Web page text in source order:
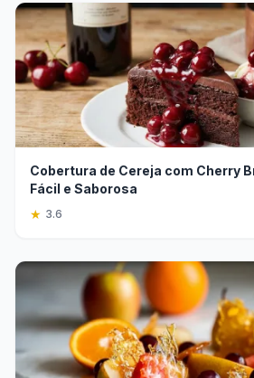
Cobertura de Cereja com Cherry
Fácil e Saborosa
★ 3.6